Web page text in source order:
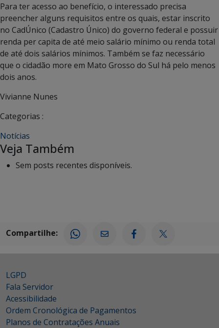
Para ter acesso ao benefício, o interessado precisa
preencher alguns requisitos entre os quais, estar inscrito
no CadÚnico (Cadastro Único) do governo federal e possuir
renda per capita de até meio salário mínimo ou renda total
de até dois salários mínimos. Também se faz necessário
que o cidadão more em Mato Grosso do Sul há pelo menos
dois anos.
Vivianne Nunes
Categorias :
Notícias
Veja Também
Sem posts recentes disponíveis.
Compartilhe:
LGPD
Fala Servidor
Acessibilidade
Ordem Cronológica de Pagamentos
Planos de Contratações Anuais